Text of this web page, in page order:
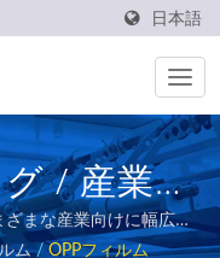
日本語
/ 産業用
フィルム
まな産業向けに幅広い
主な製品には、熱可溶
ム / OPPフィルム